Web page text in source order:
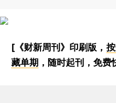
[《财新周刊》印刷版，
藏单期 ，随时起刊，免费